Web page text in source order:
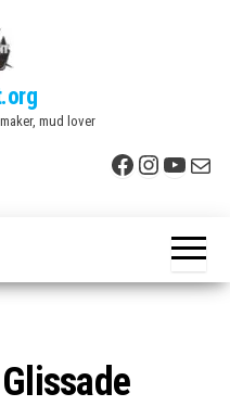
mud lover
Facebook
E-
Glissade